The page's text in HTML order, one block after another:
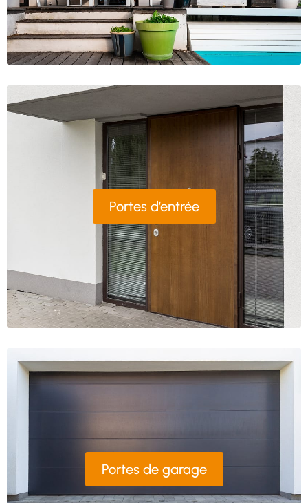
Portes d’entrée
Portes de garage